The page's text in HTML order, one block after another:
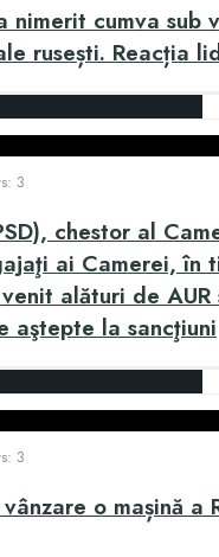
nimerit cumva sub
rusești. Reacția
3
chestor al
ai Camerei, în
alături de AUR
aştepte la sancţiuni
3
o mașină a